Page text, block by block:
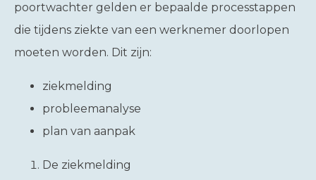
poortwachter gelden er bepaalde processtappen
die tijdens ziekte van een werknemer doorlopen
moeten worden. Dit zijn:
ziekmelding
probleemanalyse
plan van aanpak
De ziekmelding